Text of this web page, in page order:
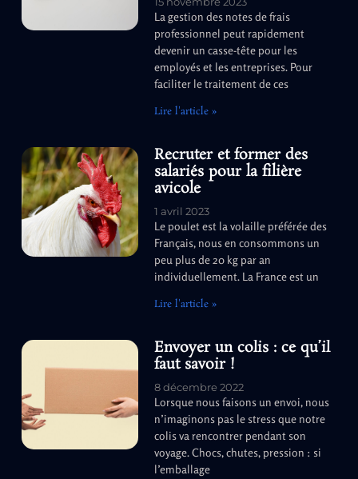
La gestion des notes de frais
professionnel peut rapidement
devenir un casse-tête pour les
employés et les entreprises. Pour
faciliter le traitement de ces
Lire l'article »
Recruter et former des
salariés pour la filière
avicole
1 avril 2023
Le poulet est la volaille préférée des
Français, nous en consommons un
peu plus de 20 kg par an
individuellement. La France est un
Lire l'article »
Envoyer un colis : ce qu’il
faut savoir !
8 décembre 2022
Lorsque nous faisons un envoi, nous
n’imaginons pas le stress que notre
colis va rencontrer pendant son
voyage. Chocs, chutes, pression : si
l’emballage